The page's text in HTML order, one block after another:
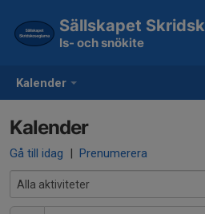
Kalender
Sällskapet
Is- och snökite
Kalender
Gå till idag | Prenumerera